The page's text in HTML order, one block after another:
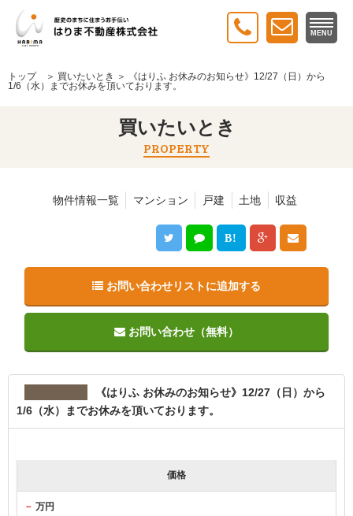
MENU
トップ＞ 買いたいとき ＞ 《はりふ お休みのお知らせ》12/27（日）から
1/6（水）までお休みを頂いております。
買いたいとき
PROPERTY
物件情報一覧 マンション 戸建 土地 収益
B!
お問い合わせリストに追加する
お問い合わせ（無料）
《はりふ お休みのお知らせ》12/27（日）から
1/6（水）までお休みを頂いております。
価格
－ 万円